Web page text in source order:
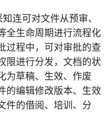
知连可对文件从预审、
全生命周期进行流程化
过程中，可对审批的查
限进行分发，文档的状
为草稿、生效、作废
的编辑修改版本、生效
件的借阅、培训、分